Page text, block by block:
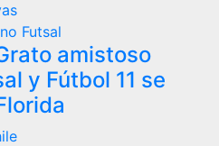
Futsal
amistoso
y Fútbol 11 se